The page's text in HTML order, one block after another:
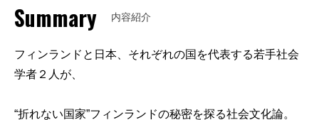
Summary 内容紹介
フィンランドと日本、それぞれの国を代表する若手社会
学者２人が、
“折れない国家”フィンランドの秘密を探る社会文化論。